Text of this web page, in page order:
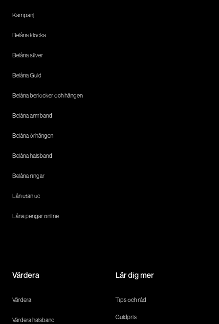
Kampanj
Belåna klocka
Belåna silver
Belåna Guld
Belåna berlocker och hängen
Belåna armband
Belåna örhängen
Belåna halsband
Belåna ringar
Lån utan uc
Låna pengar online
Värdera
Värdera
Värdera halsband
Lär dig mer
Tips och råd
Guldpris